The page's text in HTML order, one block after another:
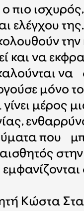
ισχυρός,
ελέγχου
και να
να
μόνο
γίνει
που
Κώστα